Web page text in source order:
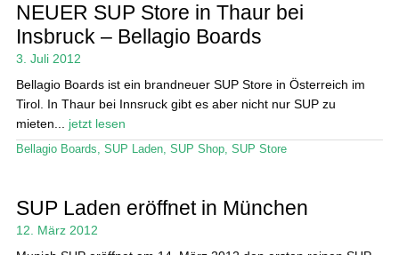
NEUER SUP Store in Thaur bei
Insbruck – Bellagio Boards
3. Juli 2012
Bellagio Boards ist ein brandneuer SUP Store in Österreich im
Tirol. In Thaur bei Innsruck gibt es aber nicht nur SUP zu
mieten... jetzt lesen
Bellagio Boards, SUP Laden, SUP Shop, SUP Store
SUP Laden eröffnet in München
12. März 2012